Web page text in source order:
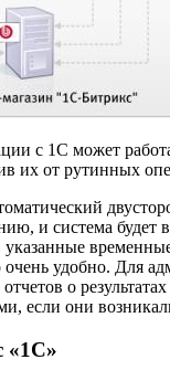
с 1С может
их от рутинных
и система будет
удобно. Для
о
если они
«1С»